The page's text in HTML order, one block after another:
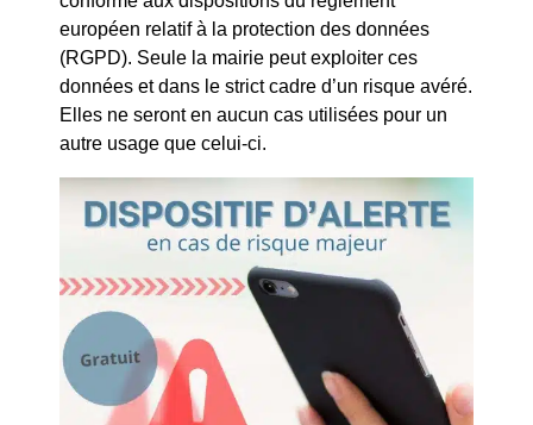
Conditions d’inscription :
L’inscription, l’entrée et la consultation sur place sont
gratuites.
La présentation d’un justificatif de domicile est demandée
lors de l’inscription.
La carte de lecteur est valable un an de date à date.
La carte permet d’emprunter à la fois :
5 imprimés (livres et revues)
3 CD
1 DVD
La durée d’un prêt est de 4 semaines, renouvelable une
européen relatif à la protection des données
(RGPD). Seule la mairie peut exploiter ces
données et dans le strict cadre d’un risque avéré.
Elles ne seront en aucun cas utilisées pour un
autre usage que celui-ci.